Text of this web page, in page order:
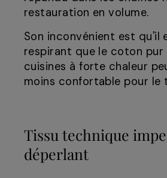
restauration en volume.
Son inconvénient est qu'il
respirant que le coton pur
cuisines à forte chaleur
moins confortable pour le
Tissu technique
déperlant